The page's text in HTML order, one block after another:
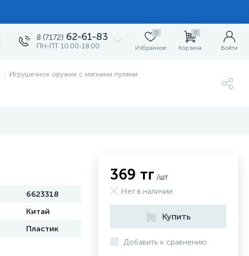
8 (7172) 62-61-83
ПН-ПТ 10:00-18:00
0
Избранное
0
Корзина Войти
Игрушечное оружие с мягкими пулями
6623318
Китай
Пластик
369 тг /шт
Нет в наличии
Купить
Добавить к сравнению